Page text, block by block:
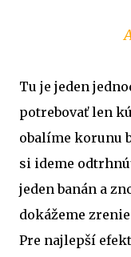
Tu je jeden
potrebovať len
obalíme korunu
si ideme
jeden banán a
dokážeme
Pre najlepší